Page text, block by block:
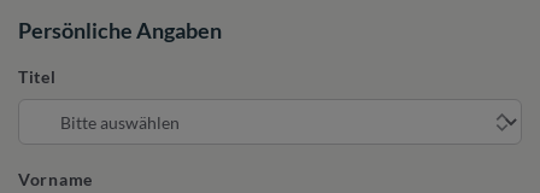
Persönliche Angaben
Titel
Vorname